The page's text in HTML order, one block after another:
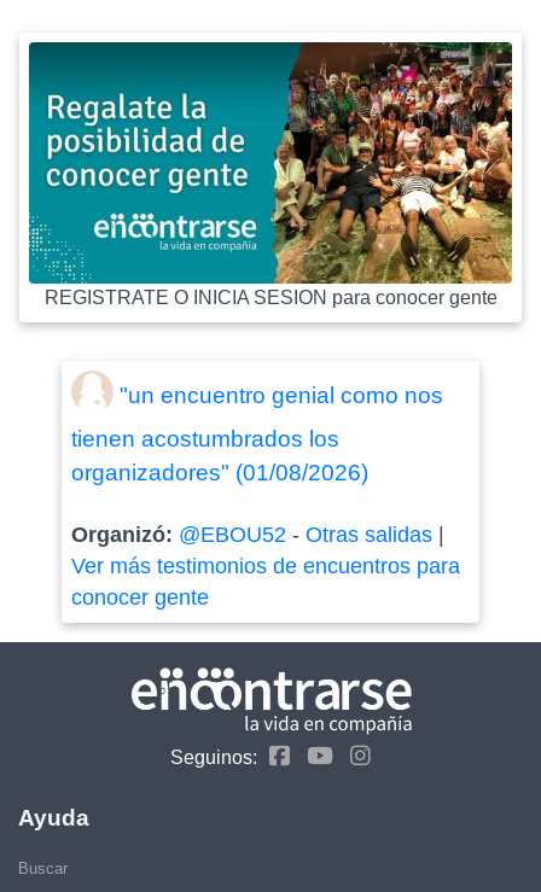
REGISTRATE O INICIA SESION para conocer gente
"un encuentro genial como nos
tienen acostumbrados los
organizadores" (01/08/2026)
Organizó: @EBOU52- Otras salidas|
Ver más testimonios de encuentros para
conocer gente
Seguinos:
Ayuda
Buscar